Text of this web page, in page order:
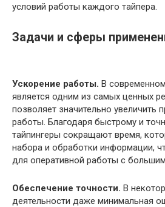
условий работы каждого тайпера.
Задачи и сферы
Ускорение работы. В
является одним из самых ценных
позволяет значительно увеличить
работы. Благодаря быстрому и
тайпингеры сокращают время,
набора и обработки информации,
для оперативной работы с
Обеспечение точности. В
деятельности даже минимальная